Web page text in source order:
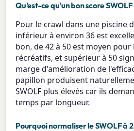
Qu'est-ce qu'un bon score SWOLF
Pour le crawl dans une piscine
inférieur à environ 36 est
bon, de 42 à 50 est moyen pour
récréatifs, et supérieur à 50
marge d'amélioration de
papillon produisent
SWOLF plus élevés car ils
temps par longueur.
Pourquoi normaliser le SWOLF à